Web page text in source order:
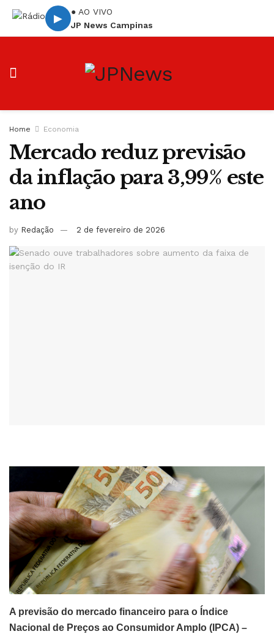
▶
● AO VIVO
JP News Campinas
Home Economia
Mercado reduz previsão
da inflação para 3,99% este
ano
by Redação 2 de fevereiro de 2026
A previsão do mercado financeiro para o Índice
Nacional de Preços ao Consumidor Amplo (IPCA) –